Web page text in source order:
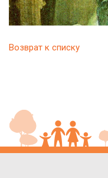
Возврат к списку